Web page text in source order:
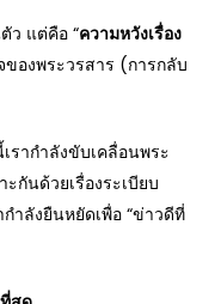
ว แต่คือ “ความหวังเรื่อง
ของพระวรสาร (การกลับ
รากำลังขับเคลื่อนพระ
ะกันด้วยเรื่องระเบียบ
ำลังยืนหยัดเพื่อ “ข่าวดีที่